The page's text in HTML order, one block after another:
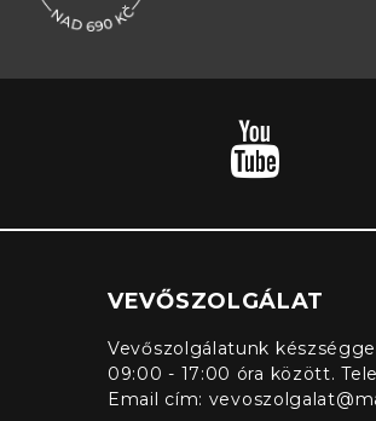
VEVŐSZOLGÁLAT
Vevőszolgálatunk
09:00 - 17:00 óra között.
Email cím: